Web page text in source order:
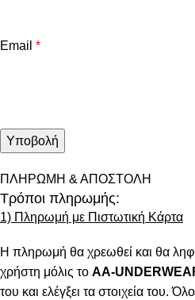
Email *
ΠΛΗΡΩΜΗ & ΑΠΟΣΤΟΛΗ
Τρόποι πληρωμής:
1) Πληρωμή με Πιστωτική Κάρτα
Η πληρωμή θα χρεωθεί και θα
χρήστη μόλις το AA-
του και ελέγξει τα στοιχεία του.